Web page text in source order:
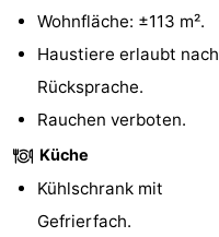
Seehunden
Essen
und
Veranstaltungen
Forum
Wohnfläche: ±113 m².
Haustiere erlaubt nach
Rücksprache.
Rauchen verboten.
Küche
Kühlschrank mit
Gefrierfach.